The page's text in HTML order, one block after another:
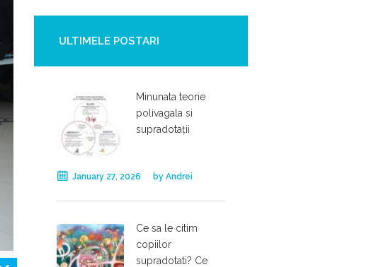
ULTIMELE POSTARI
Minunata teorie
polivagala si
supradotații
January 27, 2026 by Andrei
Ce sa le citim
copiilor
supradotati? Ce